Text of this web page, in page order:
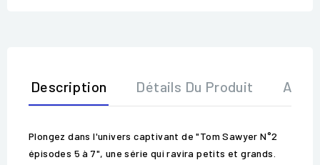
Description Détails Du Produit Avis
Plongez dans l'univers captivant de "Tom Sawyer N°2
épisodes 5 à 7", une série qui ravira petits et grands.